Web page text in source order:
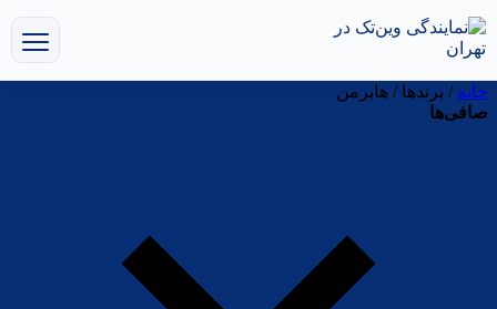
خانه / برندها / هابرمن
صافی‌ها